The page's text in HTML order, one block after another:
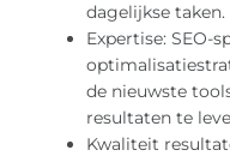
dagelijkse taken.
Expertise: SEO-
de nieuwste
resultaten te
Kwaliteit